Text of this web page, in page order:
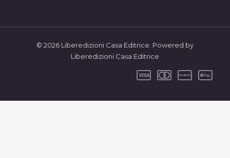
© 2026 Liberedizioni Casa Editrice. Powered by
Liberedizioni Casa Editrice